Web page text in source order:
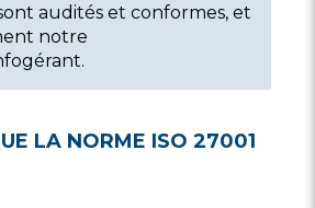
audités et conformes, et
notre
LA NORME ISO 27001